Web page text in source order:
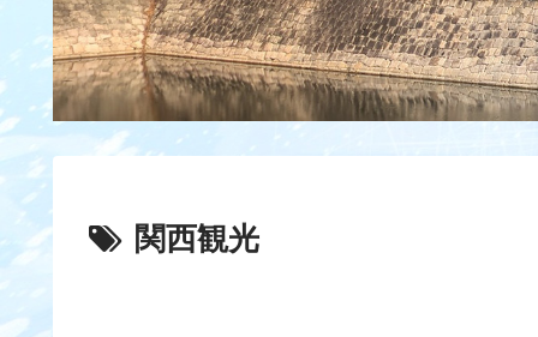
関西観光